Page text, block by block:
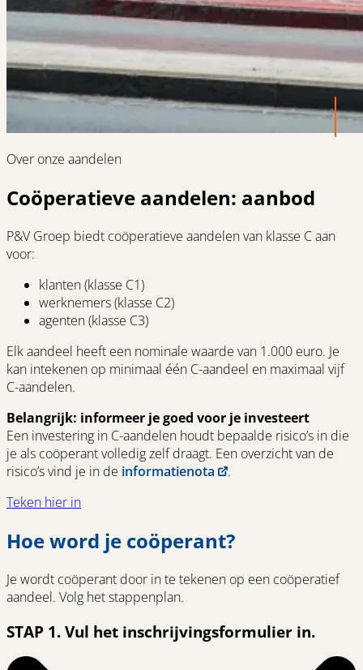
Over onze aandelen
Coöperatieve aandelen: aanbod
P&V Groep biedt coöperatieve aandelen van klasse C aan
voor:
klanten (klasse C1)
werknemers (klasse C2)
agenten (klasse C3)
Elk aandeel heeft een nominale waarde van 1.000 euro. Je
kan intekenen op minimaal één C-aandeel en maximaal vijf
C-aandelen.
Belangrijk: informeer je goed voor je investeert
Een investering in C-aandelen houdt bepaalde risico’s in die
je als coöperant volledig zelf draagt. Een overzicht van de
risico’s vind je in de informatienota
.
Teken hier in
a
new
window)
Hoe word je coöperant?
Je wordt coöperant door in te tekenen op een coöperatief
aandeel. Volg het stappenplan.
STAP 1. Vul het inschrijvingsformulier in.